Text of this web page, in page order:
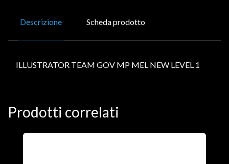
Descrizione Scheda prodotto
ILLUSTRATOR TEAM GOV MP MEL NEW LEVEL 1
Prodotti correlati